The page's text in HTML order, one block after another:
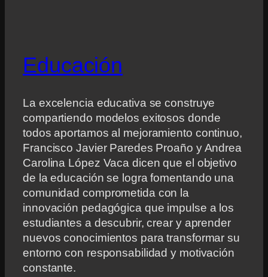
Educación
La excelencia educativa se construye
compartiendo modelos exitosos donde
todos aportamos al mejoramiento continuo,
Francisco Javier Paredes Proaño y Andrea
Carolina López Vaca dicen que el objetivo
de la educación se logra fomentando una
comunidad comprometida con la
innovación pedagógica que impulse a los
estudiantes a descubrir, crear y aprender
nuevos conocimientos para transformar su
entorno con responsabilidad y motivación
constante.